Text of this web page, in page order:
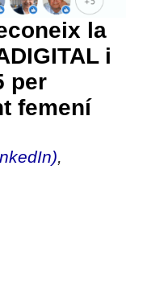
la
i
per
femení
,